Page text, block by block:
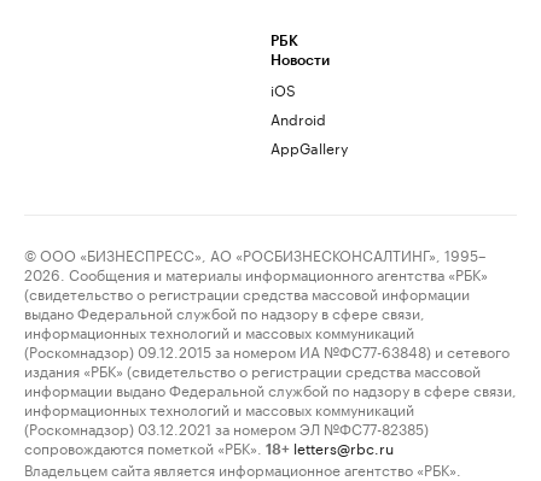
РБК
Новости
iOS
Android
AppGallery
© ООО «БИЗНЕСПРЕСС», АО «РОСБИЗНЕСКОНСАЛТИНГ», 1995–
2026. Сообщения и материалы информационного агентства «РБК»
(свидетельство о регистрации средства массовой информации
выдано Федеральной службой по надзору в сфере связи,
информационных технологий и массовых коммуникаций
(Роскомнадзор) 09.12.2015 за номером ИА №ФС77-63848) и сетевого
издания «РБК» (свидетельство о регистрации средства массовой
информации выдано Федеральной службой по надзору в сфере связи,
информационных технологий и массовых коммуникаций
(Роскомнадзор) 03.12.2021 за номером ЭЛ №ФС77-82385)
сопровождаются пометкой «РБК».
18+ letters@rbc.ru
Владельцем сайта является информационное агентство «РБК».